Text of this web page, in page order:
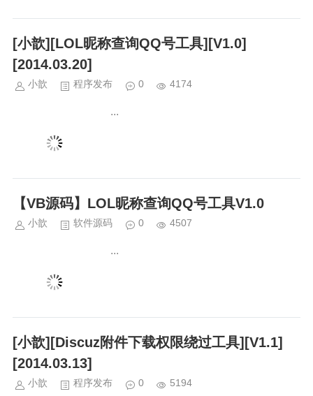
[小歆][LOL昵称查询QQ号工具][V1.0]
[2014.03.20]
小歆 程序发布 0 4174
...
【VB源码】LOL昵称查询QQ号工具V1.0
小歆 软件源码 0 4507
...
[小歆][Discuz附件下载权限绕过工具][V1.1]
[2014.03.13]
小歆 程序发布 0 5194